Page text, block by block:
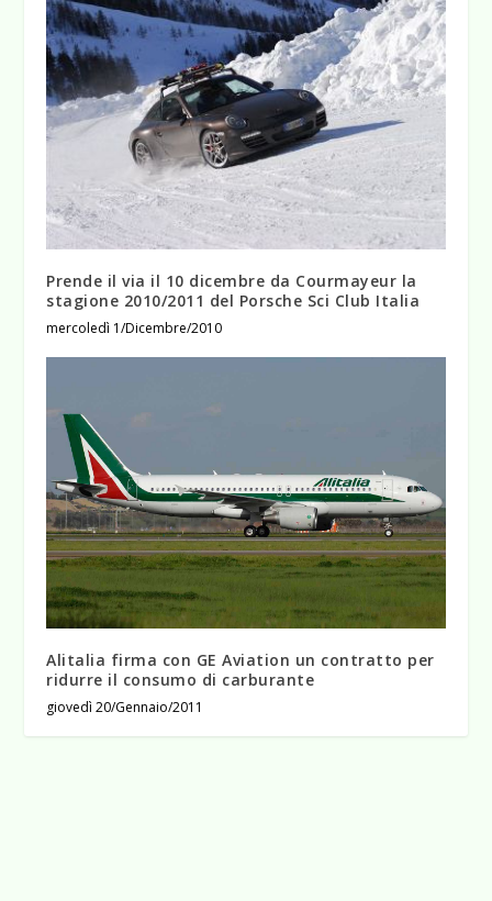
Prende il via il 10 dicembre da Courmayeur la
stagione 2010/2011 del Porsche Sci Club Italia
mercoledì 1/Dicembre/2010
Alitalia firma con GE Aviation un contratto per
ridurre il consumo di carburante
giovedì 20/Gennaio/2011